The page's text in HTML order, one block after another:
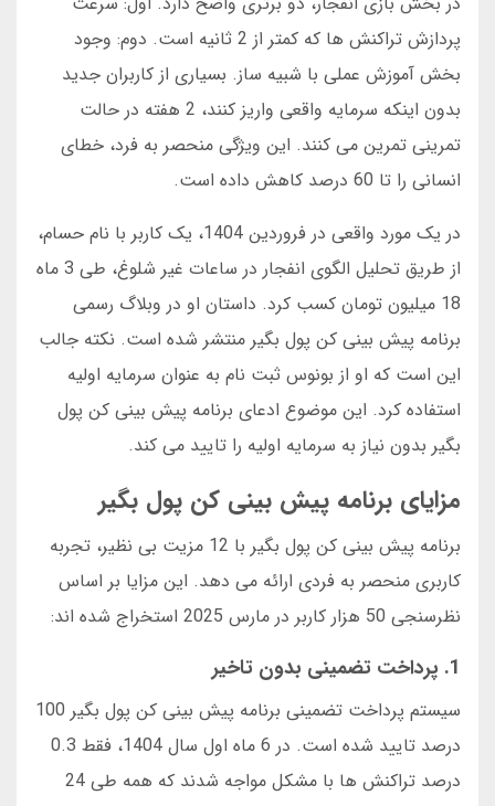
پردازش تراکنش ها که کمتر از 2 ثانیه است. دوم: وجود
بخش آموزش عملی با شبیه ساز. بسیاری از کاربران جدید
بدون اینکه سرمایه واقعی واریز کنند، 2 هفته در حالت
تمرینی تمرین می کنند. این ویژگی منحصر به فرد، خطای
انسانی را تا 60 درصد کاهش داده است.
در یک مورد واقعی در فروردین 1404، یک کاربر با نام حسام،
از طریق تحلیل الگوی انفجار در ساعات غیر شلوغ، طی 3 ماه
18 میلیون تومان کسب کرد. داستان او در وبلاگ رسمی
برنامه پیش بینی کن پول بگیر منتشر شده است. نکته جالب
این است که او از بونوس ثبت نام به عنوان سرمایه اولیه
استفاده کرد. این موضوع ادعای برنامه پیش بینی کن پول
بگیر بدون نیاز به سرمایه اولیه را تایید می کند.
مزایای برنامه پیش بینی کن پول بگیر
برنامه پیش بینی کن پول بگیر با 12 مزیت بی نظیر، تجربه
کاربری منحصر به فردی ارائه می دهد. این مزایا بر اساس
نظرسنجی 50 هزار کاربر در مارس 2025 استخراج شده اند:
1. پرداخت تضمینی بدون تاخیر
سیستم پرداخت تضمینی برنامه پیش بینی کن پول بگیر 100
درصد تایید شده است. در 6 ماه اول سال 1404، فقط 0.3
درصد تراکنش ها با مشکل مواجه شدند که همه طی 24